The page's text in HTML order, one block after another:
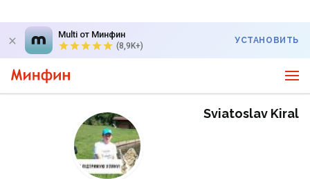
Multi от Минфин
(8,9K+)
УСТАНОВИТЬ
Sviatoslav Kiral